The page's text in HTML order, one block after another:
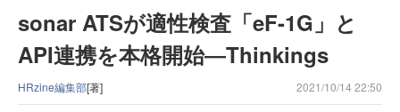
sonar ATSが適性検査「eF-1G」と
API連携を本格開始―Thinkings
HRzine編集部[著] 2021/10/14 22:50